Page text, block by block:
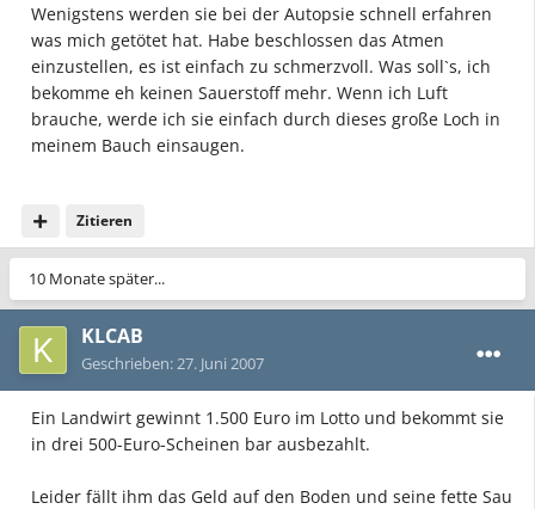
Wenigstens werden sie bei der Autopsie schnell erfahren
was mich getötet hat. Habe beschlossen das Atmen
einzustellen, es ist einfach zu schmerzvoll. Was soll`s, ich
bekomme eh keinen Sauerstoff mehr. Wenn ich Luft
brauche, werde ich sie einfach durch dieses große Loch in
meinem Bauch einsaugen.
Zitieren
10 Monate später...
KLCAB
Geschrieben:27. Juni 2007
Ein Landwirt gewinnt 1.500 Euro im Lotto und bekommt sie
in drei 500-Euro-Scheinen bar ausbezahlt.
Leider fällt ihm das Geld auf den Boden und seine fette Sau